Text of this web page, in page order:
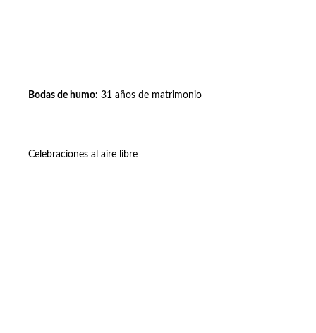
Bodas de humo: 31 años de matrimonio
Celebraciones al aire libre